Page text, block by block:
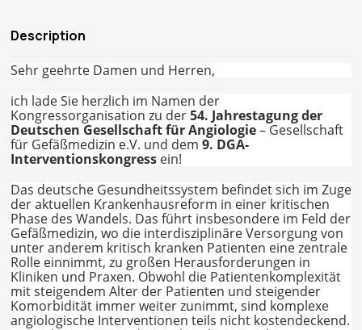
Description
Sehr geehrte Damen und Herren,
ich lade Sie herzlich im Namen der
Kongressorganisation zu der54. Jahrestagung der
Deutschen Gesellschaft für Angiologie– Gesellschaft
für Gefäßmedizin e.V. und dem 9. DGA-
Interventionskongress ein!
Das deutsche Gesundheitssystem befindet sich im Zuge
der aktuellen Krankenhausreform in einer kritischen
Phase des Wandels. Das führt insbesondere im Feld der
Gefäßmedizin, wo die interdisziplinäre Versorgung von
unter anderem kritisch kranken Patienten eine zentrale
Rolle einnimmt, zu großen Herausforderungen in
Kliniken und Praxen. Obwohl die Patientenkomplexität
mit steigendem Alter der Patienten und steigender
Komorbidität immer weiter zunimmt, sind komplexe
angiologische Interventionen teils nicht kostendeckend.